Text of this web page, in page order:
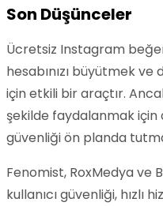
Son Düşünceler
Ücretsiz Instagram
hesabınızı büyütmek
için etkili bir araçtır.
şekilde faydalanmak
güvenliği ön planda
Fenomist, RoxMedya
kullanıcı güvenliği, hızlı